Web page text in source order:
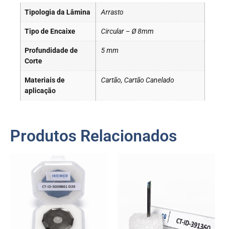
Tipologia da Lâmina Arrasto
Tipo de Encaixe Circular – Ø 8mm
Profundidade de
Corte
5 mm
Materiais de
aplicação
Cartão, Cartão Canelado
Produtos Relacionados